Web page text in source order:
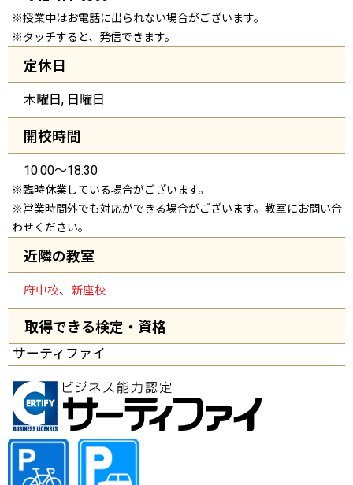
※授業中はお電話に出られない場合がございます。
※タッチすると、発信できます。
定休日
木曜日, 日曜日
開校時間
10:00～18:30
※臨時休業している場合がございます。
※営業時間外でも対応ができる場合がございます。教室にお問い合
わせください。
近隣の教室
府中校、 新座校
取得できる検定・資格
サーティファイ